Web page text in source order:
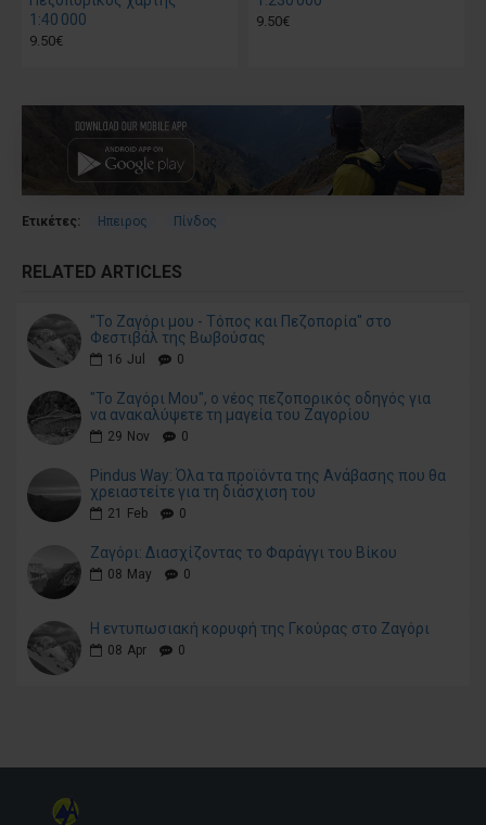
1:40 000
9.50€
9.50€
Ετικέτες: Ηπειρος Πίνδος
RELATED ARTICLES
"Το Ζαγόρι μου - Τόπος και Πεζοπορία" στο
Φεστιβάλ της Βωβούσας
16 Jul 0
"Το Ζαγόρι Μου", ο νέος πεζοπορικός οδηγός για
να ανακαλύψετε τη μαγεία του Ζαγορίου
29 Nov 0
Pindus Way: Όλα τα προϊόντα της Ανάβασης που θα
χρειαστείτε για τη διάσχιση του
21 Feb 0
Ζαγόρι: Διασχίζοντας το Φαράγγι του Βίκου
08 May 0
Η εντυπωσιακή κορυφή της Γκούρας στο Ζαγόρι
08 Apr 0